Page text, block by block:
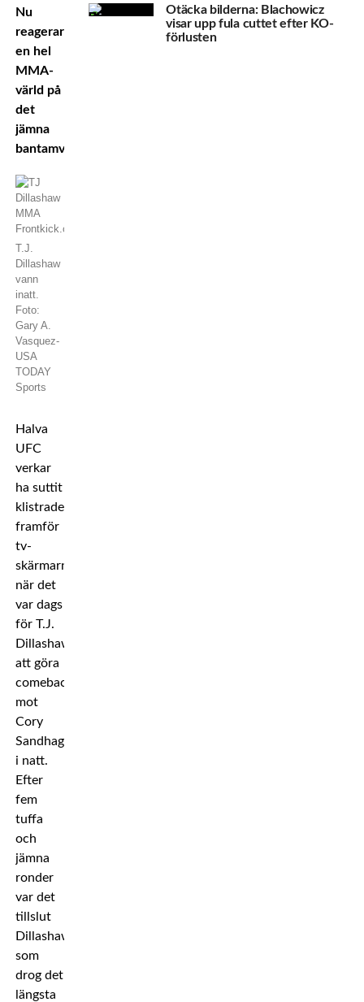
Nu
reagerar
en hel
MMA-
värld på
det
jämna
bantamviktskriget.
T.J.
Dillashaw
vann
inatt.
Foto:
Gary A.
Vasquez-
USA
TODAY
Sports
Halva
UFC
verkar
ha suttit
klistrade
framför
tv-
skärmarna
när det
var dags
för T.J.
Dillashaw
att göra
comeback
mot
Cory
Sandhagen
i natt.
Efter
fem
tuffa
och
jämna
ronder
var det
tillslut
Dillashaw
som
drog det
längsta
Otäcka bilderna: Blachowicz
visar upp fula cuttet efter KO-
förlusten